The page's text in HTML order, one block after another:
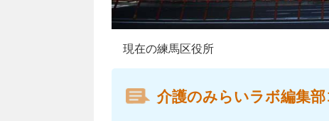
現在の練馬区役所
介護のみらいラボ編集部